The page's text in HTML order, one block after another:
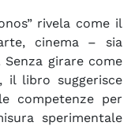
rivela come il
cinema – sia
girare come
libro suggerisce
competenze per
sperimentale